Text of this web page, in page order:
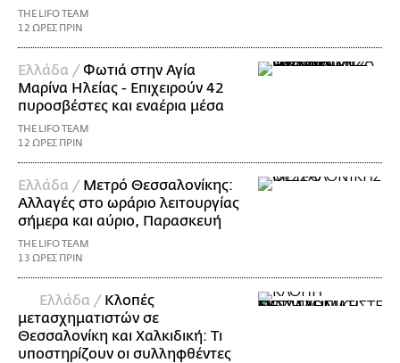
THE LIFO TEAM
12 ΩΡΕΣ ΠΡΙΝ
Ελλάδα /Φωτιά στην Αγία
Μαρίνα Ηλείας - Επιχειρούν 42
πυροσβέστες και εναέρια μέσα
THE LIFO TEAM
12 ΩΡΕΣ ΠΡΙΝ
Ελλάδα / Μετρό Θεσσαλονίκης:
Αλλαγές στο ωράριο λειτουργίας
σήμερα και αύριο, Παρασκευή
THE LIFO TEAM
13 ΩΡΕΣ ΠΡΙΝ
Ελλάδα / Κλοπές
μετασχηματιστών σε
Θεσσαλονίκη και Χαλκιδική: Τι
υποστηρίζουν οι συλληφθέντες